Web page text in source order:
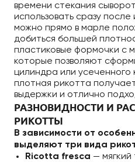
времени стекания
использовать сразу после
можно прямо в марле
добиться большей
пластиковые формочки с
которые позволяют
цилиндра или усеченного
плотная рикотта
выдержки и отлично
РАЗНОВИДНОСТИ И
РИКОТТЫ
В зависимости от
выделяют три вида
Ricotta fresca —